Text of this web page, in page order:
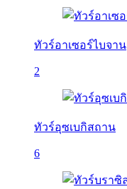
ทัวร์อาเซอร์ไบจาน
2
ทัวร์อุซเบกิสถาน
6